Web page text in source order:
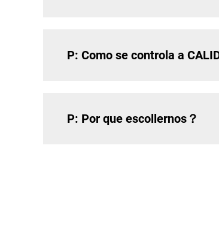
P: Como se controla a
P: Por que escollernos？